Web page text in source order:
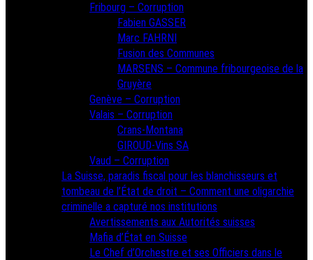
Fribourg – Corruption
Fabien GASSER
Marc FAHRNI
Fusion des Communes
MARSENS – Commune fribourgeoise de la
Gruyère
Genève – Corruption
Valais – Corruption
Crans-Montana
GIROUD-Vins SA
Vaud – Corruption
La Suisse, paradis fiscal pour les blanchisseurs et
tombeau de l’État de droit – Comment une oligarchie
criminelle a capturé nos institutions
Avertissements aux Autorités suisses
Mafia d’État en Suisse
Le Chef d’Orchestre et ses Officiers dans le